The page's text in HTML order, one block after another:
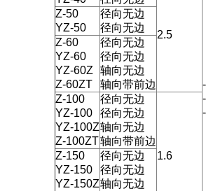
2.5
Z-50
YZ-50
径向无边
径向无边
Z-60
YZ-60
YZ-60Z
Z-60ZT
径向无边
径向无边
轴向无边
轴向带前边
Z-100
YZ-100
YZ-100Z
Z-100ZT
径向无边
径向无边
轴向无边
轴向带前边
1.6
Z-150
YZ-150
YZ-150Z
径向无边
径向无边
轴向无边